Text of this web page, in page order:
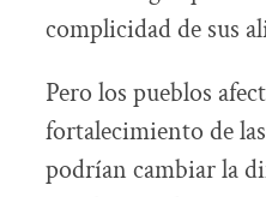
complicidad de sus
Pero los pueblos
fortalecimiento de
podrían cambiar la